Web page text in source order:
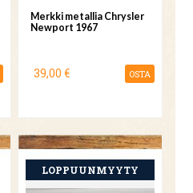
Merkki metallia Chrysler
Newport 1967
39,00 € OSTA